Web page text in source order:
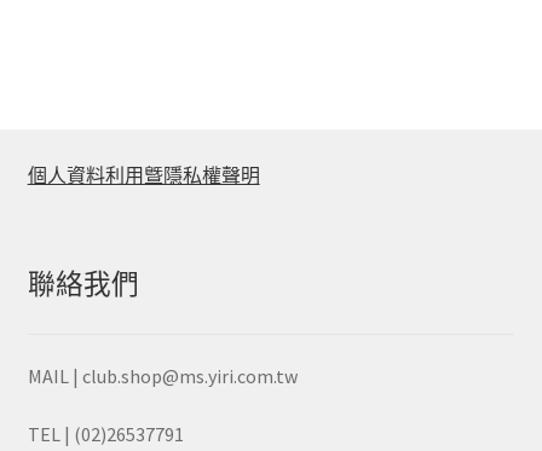
個人資料利用曁隱私權聲明
聯絡我們
MAIL | club.shop@ms.yiri.com.tw
TEL | (02)26537791